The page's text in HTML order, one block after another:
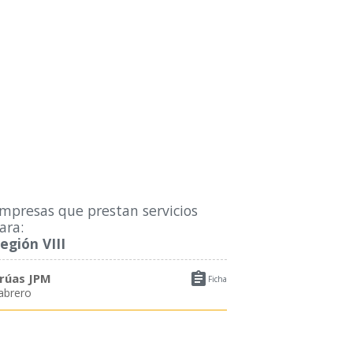
que prestan servicios
VIII
 Ficha
JPM